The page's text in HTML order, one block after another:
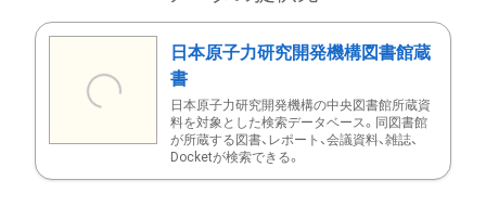
日本原子力研究開発機構図書館蔵
書
日本原子力研究開発機構の中央図書館所蔵資
料を対象とした検索データベース。同図書館
が所蔵する図書、レポート、会議資料、雑誌、
Docketが検索できる。